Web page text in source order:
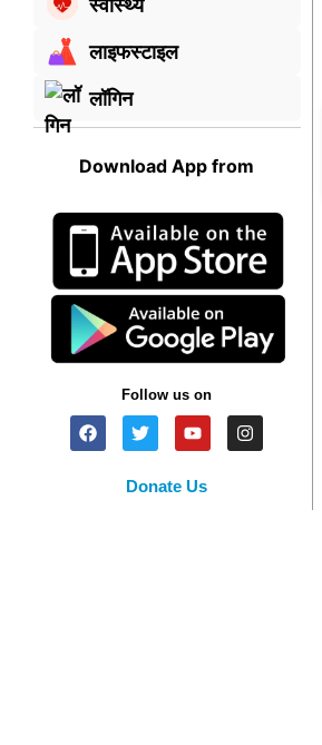
लाइफस्टाइल
लॉगिन
Download App from
Follow us on
Donate Us